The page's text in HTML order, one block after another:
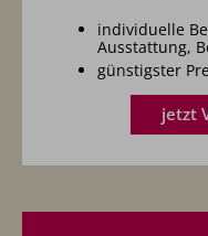
individuelle
Ausstattung,
günstigster
jetzt